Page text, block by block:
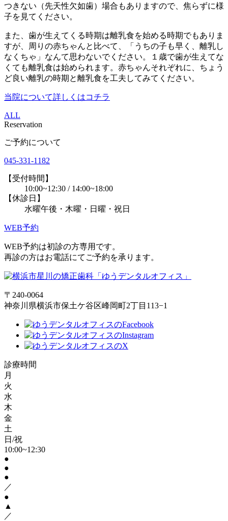
つきない（先天性欠如歯）場合もありますので、焦らずに様
子を見てください。
また、歯が生えてくる時期は離乳食を始める時期でもありま
すが、周りの赤ちゃんと比べて、「うちの子も早く、離乳し
なくちゃ」なんて思わないでください。１歳で歯が生えてな
くても離乳食は始められます。赤ちゃんそれぞれに、ちょう
ど良い離乳の時期と離乳食を工夫してみてください。
当院について詳しくはコチラ
ALL
Reservation
ご予約について
045-331-1182
【受付時間】
10:00~12:30 / 14:00~18:00
【休診日】
水曜午後・木曜・日曜・祝日
WEB予約
WEB予約は初診の方専用です。
再診の方はお電話にてご予約を承ります。
〒240-0064
神奈川県横浜市保土ケ谷区峰岡町2丁目113−1
診療時間
月
火
水
木
金
土
日/祝
10:00~12:30
●
●
●
／
●
▲
／